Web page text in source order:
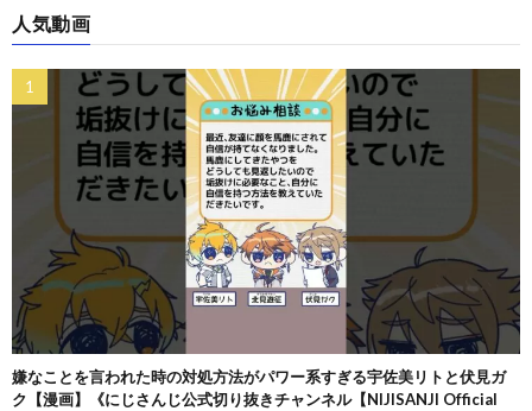
人気動画
嫌なことを言われた時の対処方法がパワー系すぎる宇佐美リトと伏見ガ
ク【漫画】《にじさんじ公式切り抜きチャンネル【NIJISANJI Official